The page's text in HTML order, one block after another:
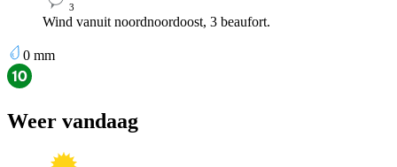
3
Wind vanuit noordnoordoost, 3 beaufort.
0 mm
Weer vandaag